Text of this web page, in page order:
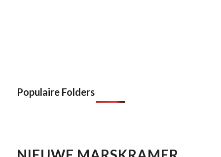
Populaire Folders